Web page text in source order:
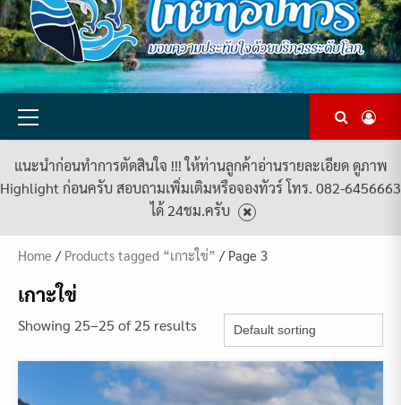
ทั้งหมด
ไทย
ท็อป
ทัวร์
Primary
แนะนำก่อนทำการตัดสินใจ !!! ให้ท่านลูกค้าอ่านรายละเอียด ดูภาพ
Highlight ก่อนครับ สอบถามเพิ่มเติมหรือจองทัวร์ โทร. 082-6456663
ได้ 24ชม.ครับ
Home / Products tagged “เกาะใข่” / Page 3
เกาะใข่
Showing 25–25 of 25 results